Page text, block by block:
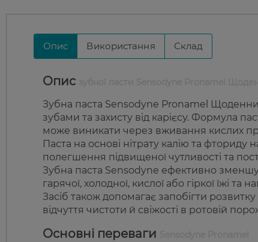
Опис Використання Склад
Опис
Зубна паста Sensodyne Pronamel
зубами та захисту від карієсу. Формула
може виникати через вживання кислих
Паста на основі нітрату калію та
полегшення підвищеної чутливості та
Зубна паста Sensodyne ефективно
гарячої, холодної, кислої або гіркої їжі
Засіб також допомагає запобігти
відчуття чистоти й свіжості в ротовій
Основні переваги